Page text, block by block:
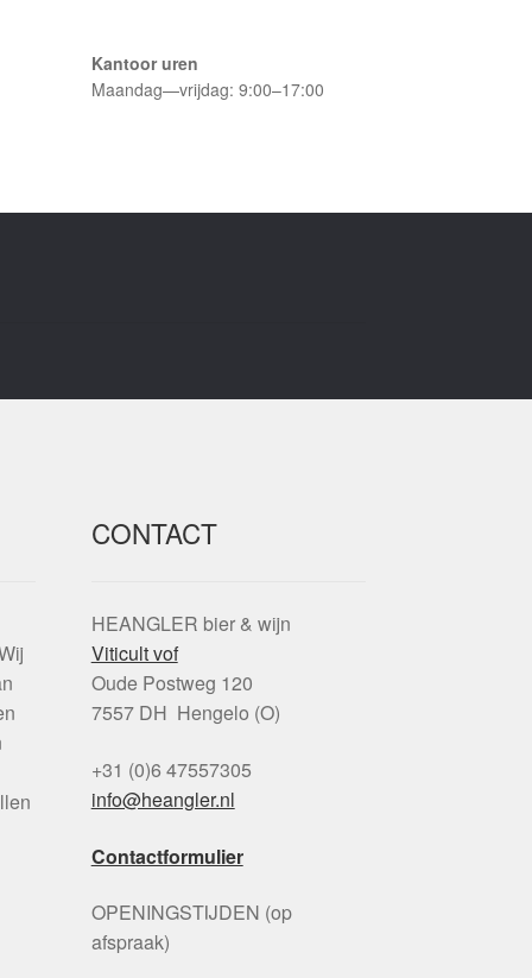
Kantoor uren
Maandag—vrijdag: 9:00–17:00
CONTACT
HEANGLER bier & wijn
Viticult vof
Oude Postweg 120
7557 DH Hengelo (O)
+31 (0)6 47557305
info@heangler.nl
Contactformulier
OPENINGSTIJDEN (op
afspraak)